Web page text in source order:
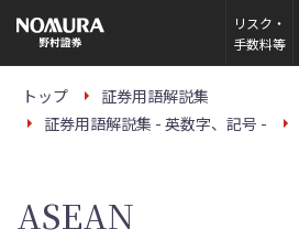
の
ー
リスク・
手数料等
トップ
証券用語解説集
証券用語解説集 - 英数字、記号 -
ASEAN